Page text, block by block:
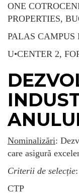
ONE
PROPERTIES,
PALAS
U•CENTER 2,
Nominalizări:
care asigură
Criterii de selecție
CTP